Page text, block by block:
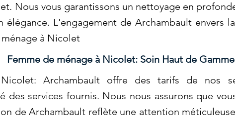
Nous vous garantissons un nettoyage en
élégance. L'engagement de Archambault envers
à Nicolet
Femme de ménage à Nicolet: Soin Haut de Gamme
Archambault offre des tarifs de nos
des services fournis. Nous nous assurons que
de Archambault reflète une attention